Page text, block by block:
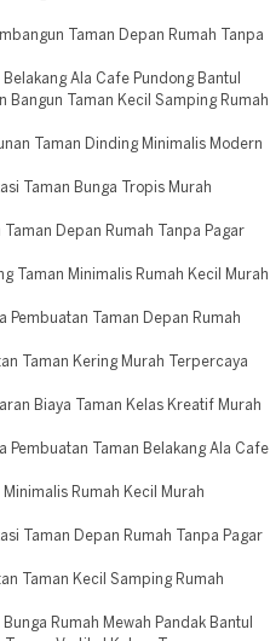
Taman Depan Rumah Tanpa
Ala Cafe Pundong Bantul
Bangun Taman Kecil Samping Rumah
Taman Dinding Minimalis Modern
Taman Bunga Tropis Murah
Taman Depan Rumah Tanpa Pagar
Taman Minimalis Rumah Kecil Murah
Pembuatan Taman Depan Rumah
Taman Kering Murah Terpercaya
Biaya Taman Kelas Kreatif Murah
Pembuatan Taman Belakang Ala Cafe
Rumah Kecil Murah
Taman Depan Rumah Tanpa Pagar
Taman Kecil Samping Rumah
Rumah Mewah Pandak Bantul